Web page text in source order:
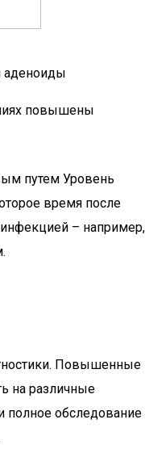
аденоиды
повышены
путем Уровень
время после
– например,
Повышенные
на различные
полное обследование